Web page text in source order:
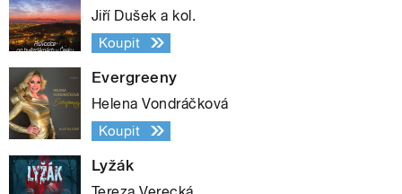
Jiří Dušek a kol.
Koupit
Evergreeny
Helena Vondráčková
Koupit
Lyžák